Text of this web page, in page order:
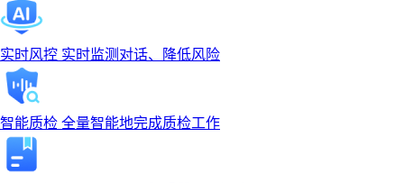
实时风控 实时监测对话、降低风险
智能质检 全量智能地完成质检工作